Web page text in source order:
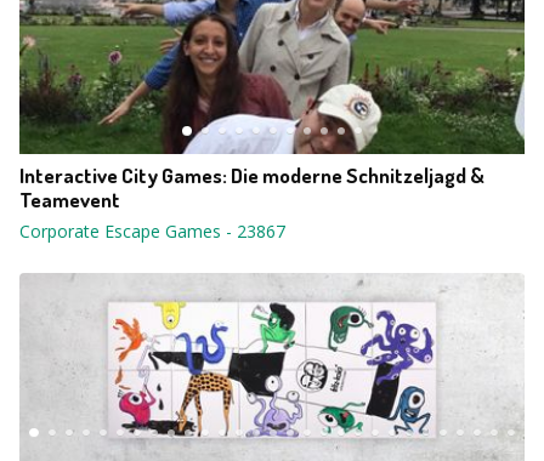
Interactive City Games: Die moderne Schnitzeljagd &
Teamevent
Corporate Escape Games - 23867